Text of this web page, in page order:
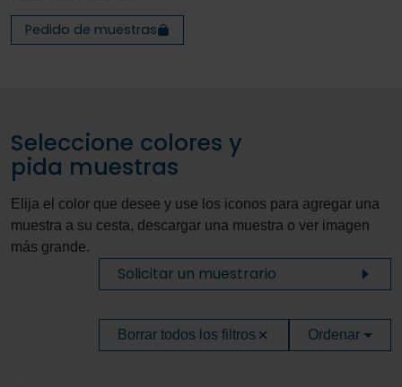
Pedido de muestras
Seleccione colores y
pida muestras
Elija el color que desee y use los iconos para agregar una
muestra a su cesta, descargar una muestra o ver imagen
más grande.
Solicitar un muestrario
Borrar todos los filtros Ordenar